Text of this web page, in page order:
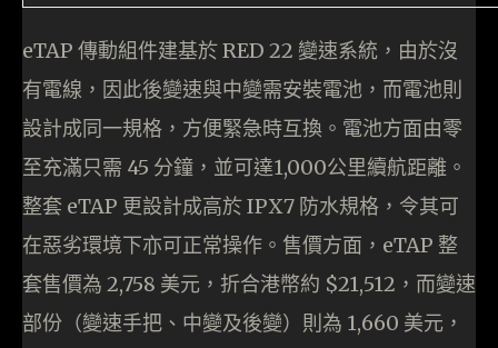
eTAP 傳動組件建基於 RED 22 變速系統，由於沒
有電線，因此後變速與中變需安裝電池，而電池則
設計成同一規格，方便緊急時互換。電池方面由零
至充滿只需 45 分鐘，並可達1,000公里續航距離。
整套 eTAP 更設計成高於 IPX7 防水規格，令其可
在惡劣環境下亦可正常操作。售價方面，eTAP 整
套售價為 2,758 美元，折合港幣約 $21,512，而變速
部份（變速手把、中變及後變）則為 1,660 美元，